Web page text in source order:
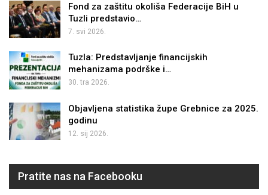
Fond za zaštitu okoliša Federacije BiH u
Tuzli predstavio…
7. svi 2026.
Tuzla: Predstavljanje financijskih
mehanizama podrške i…
30. tra 2026.
Objavljena statistika župe Grebnice za 2025.
godinu
12. sij 2026.
Pratite nas na Facebooku